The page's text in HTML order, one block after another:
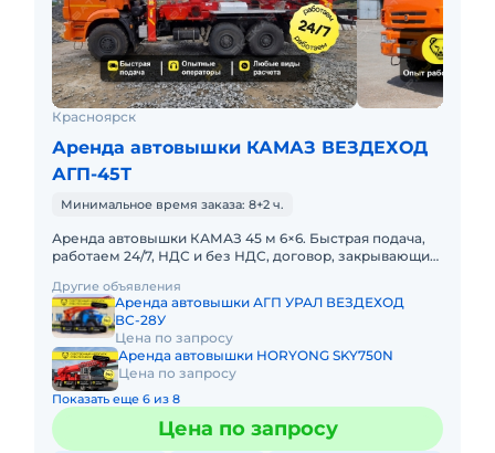
Красноярск
Аренда автовышки КАМАЗ ВЕЗДЕХОД
АГП-45Т
Минимальное время заказа: 8+2 ч.
Аренда автовышки КАМАЗ 45 м 6×6. Быстрая подача,
работаем 24/7, НДС и без НДС, договор, закрывающие
ВЕЗДЕХОДП
Другие объявления
Аренда автовышки АГП УРАЛ ВЕЗДЕХОД
ВС-28У
Цена по запросу
Аренда автовышки HORYONG SKY750N
Цена по запросу
Показать еще 6 из 8
Цена по запросу